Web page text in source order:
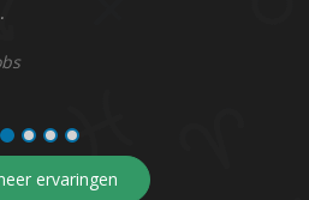
ervaringen